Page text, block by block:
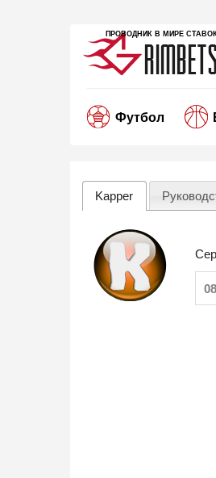
ПРОВОДНИК В МИРЕ
Футбол
Kapper